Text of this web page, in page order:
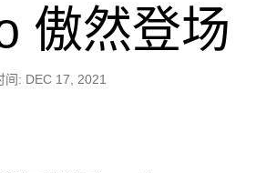
傲然登场
间: DEC 17, 2021